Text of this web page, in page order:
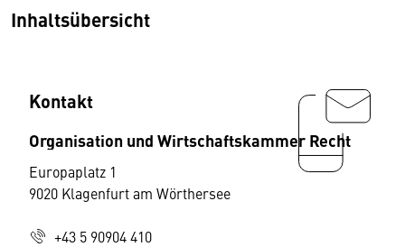
Inhaltsübersicht
Kontakt
Organisation und Wirtschaftskammer Recht
Europaplatz 1
9020 Klagenfurt am Wörthersee
+43 5 90904 410